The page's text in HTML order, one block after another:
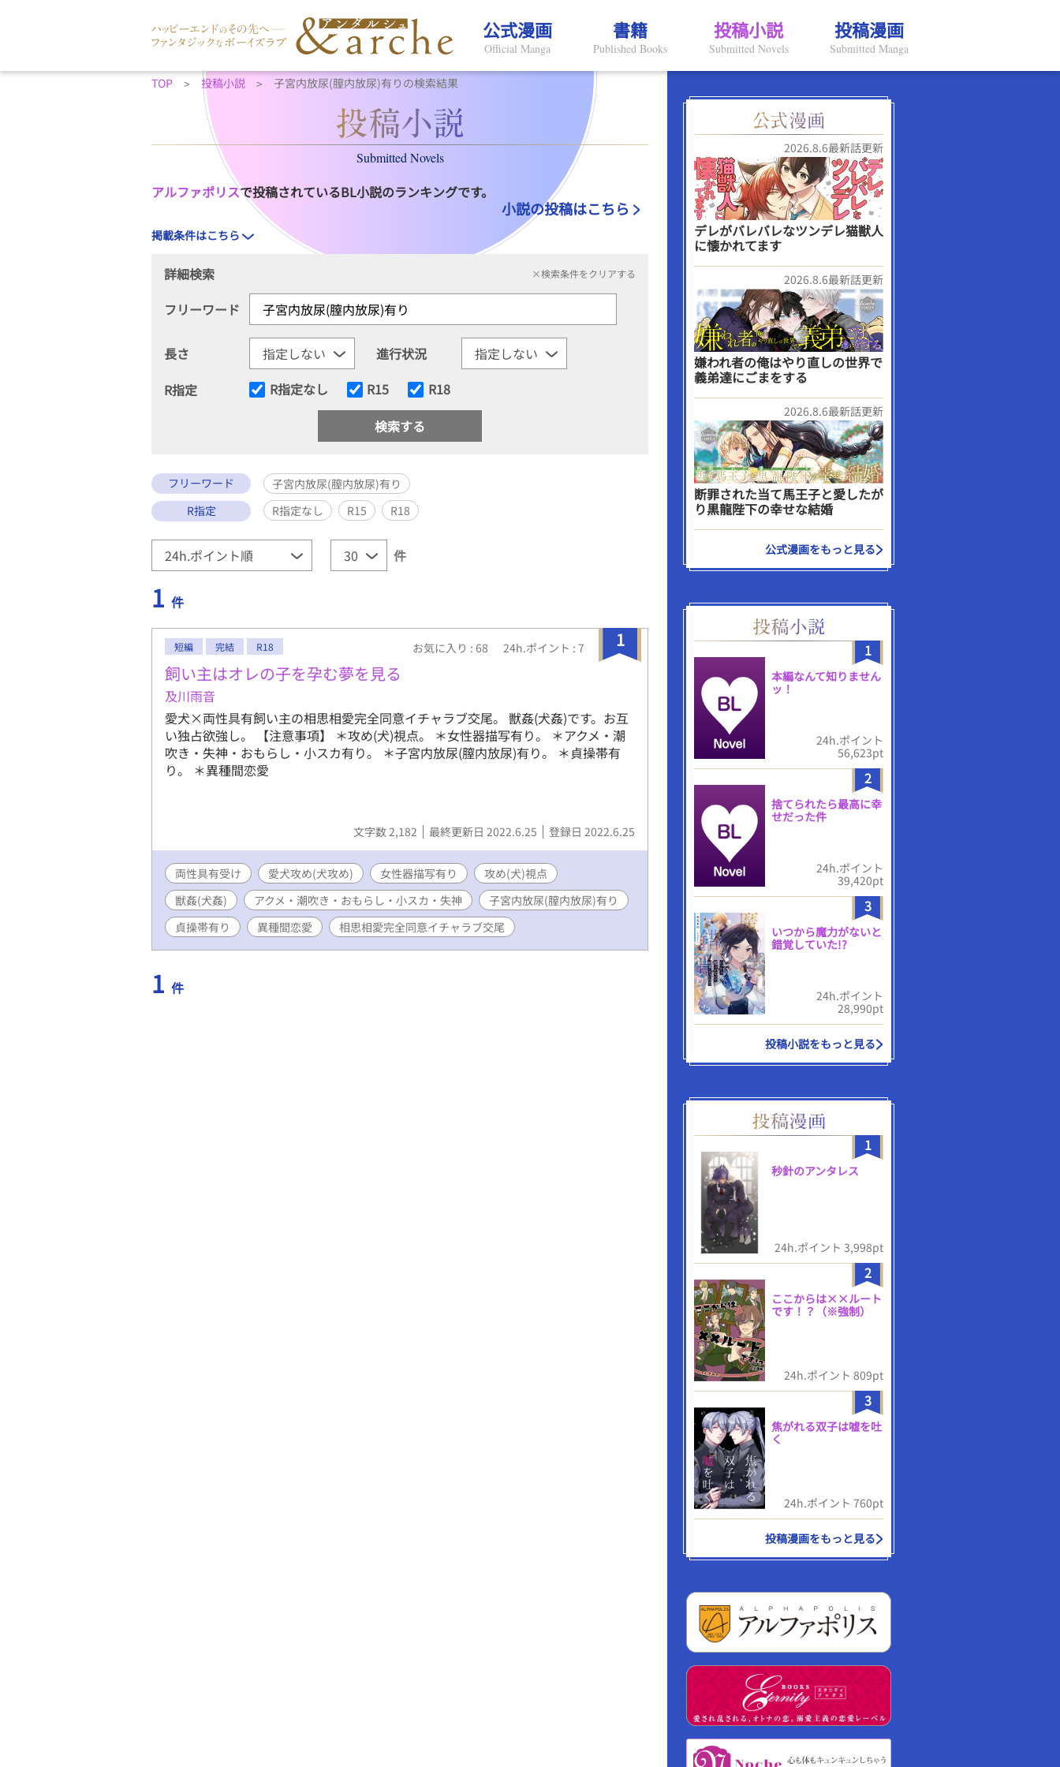
公式漫画
Official Manga
書籍
Published Books
投稿小説
Submitted Novels
投稿漫画
Submitted Manga
TOP 投稿小説 子宮内放尿(膣内放尿)有りの検索結果
Submitted Novels
アルファポリスで投稿されているBL小説のランキングです。
小説の投稿はこちら
掲載条件はこちら
詳細検索 ×検索条件をクリアする
フリーワード
長さ
進行状況
R指定
R指定なし R15 R18
フリーワード
子宮内放尿(膣内放尿)有り
R指定
R指定なし R15 R18
件
1 件
1
短編 完結 R18 お気に入り : 68 24h.ポイント : 7
飼い主はオレの子を孕む夢を見る
及川雨音
愛犬×両性具有飼い主の相思相愛完全同意イチャラブ交尾。 獣姦(犬姦)です。お互
い独占欲強し。 【注意事項】 ＊攻め(犬)視点。 ＊女性器描写有り。 ＊アクメ・潮
吹き・失神・おもらし・小スカ有り。 ＊子宮内放尿(膣内放尿)有り。 ＊貞操帯有
り。 ＊異種間恋愛
文字数 2,182 最終更新日 2022.6.25 登録日 2022.6.25
両性具有受け 愛犬攻め(犬攻め) 女性器描写有り
攻め(犬)視点
獣姦(犬姦)
アクメ・潮吹き・おもらし・小スカ・失神
子宮内放尿(膣内放尿)有り
貞操帯有り
異種間恋愛 相思相愛完全同意イチャラブ交尾
1 件
2026.8.6最新話更新
デレがバレバレなツンデレ猫獣人
に懐かれてます
2026.8.6最新話更新
嫌われ者の俺はやり直しの世界で
義弟達にごまをする
2026.8.6最新話更新
断罪された当て馬王子と愛したが
り黒龍陛下の幸せな結婚
公式漫画をもっと見る
1
本編なんて知りません
ッ！
24h.ポイント
56,623pt
2
捨てられたら最高に幸
せだった件
24h.ポイント
39,420pt
3
いつから魔力がないと
錯覚していた!?
24h.ポイント
28,990pt
投稿小説をもっと見る
1
秒針のアンタレス
24h.ポイント 3,998pt
2
ここからは××ルート
です！？（※強制）
24h.ポイント 809pt
3
焦がれる双子は嘘を吐
く
24h.ポイント 760pt
投稿漫画をもっと見る